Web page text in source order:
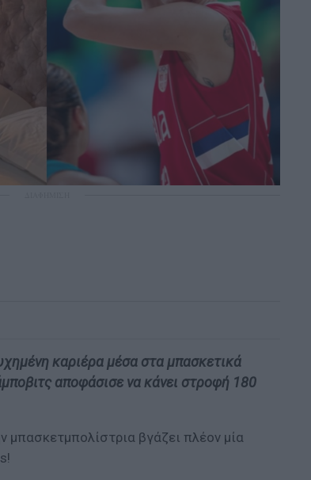
καριέρα μέσα στα μπασκετικά
αποφάσισε να κάνει στροφή 180
μπασκετμπολίστρια βγάζει πλέον μία